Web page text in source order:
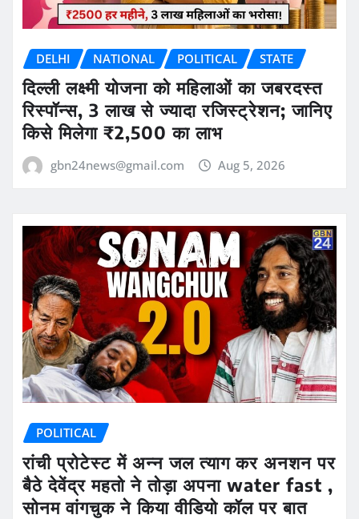
DELHI NATIONAL POLITICAL STATE
दिल्ली लक्ष्मी योजना को महिलाओं का जबरदस्त
रिस्पॉन्स, 3 लाख से ज्यादा रजिस्ट्रेशन; जानिए
किसे मिलेगा ₹2,500 का लाभ
gbn24news@gmail.com Aug 5, 2026
POLITICAL
रांची प्रोटेस्ट में अन्न जल त्याग कर अनशन पर
बैठे देवेंद्र महतो ने तोड़ा अपना water fast ,
सोनम वांगचुक ने किया वीडियो कॉल पर बात